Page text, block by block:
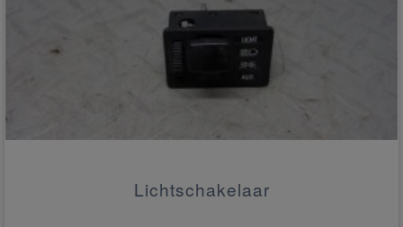
Lichtschakelaar